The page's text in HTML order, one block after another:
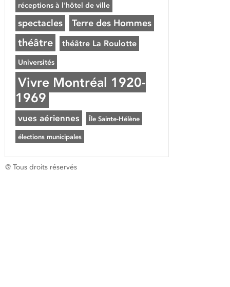
réceptions à l'hôtel de ville
spectacles Terre des Hommes
théâtre théâtre La Roulotte
Universités
Vivre Montréal 1920-
1969
vues aériennes Île Sainte-Hélène
élections municipales
@ Tous droits réservés